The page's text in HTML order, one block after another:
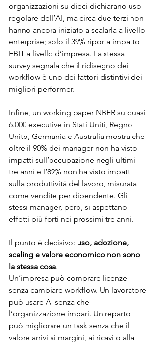
organizzazioni su dieci dichiarano uso
regolare dell’AI, ma circa due terzi non
hanno ancora iniziato a scalarla a livello
enterprise; solo il 39% riporta impatto
EBIT a livello d’impresa. La stessa
survey segnala che il ridisegno dei
workflow è uno dei fattori distintivi dei
migliori performer.
Infine, un working paper NBER su quasi
6.000 executive in Stati Uniti, Regno
Unito, Germania e Australia mostra che
oltre il 90% dei manager non ha visto
impatti sull’occupazione negli ultimi
tre anni e l’89% non ha visto impatti
sulla produttività del lavoro, misurata
come vendite per dipendente. Gli
stessi manager, però, si aspettano
effetti più forti nei prossimi tre anni.
Il punto è decisivo: uso, adozione,
scaling e valore economico non sono
la stessa cosa.
Un’impresa può comprare licenze
senza cambiare workflow. Un lavoratore
può usare AI senza che
l’organizzazione impari. Un reparto
può migliorare un task senza che il
valore arrivi ai margini, ai ricavi o alla